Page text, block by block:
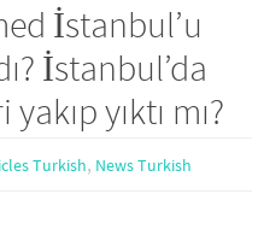
İstanbul’u
İstanbul’da
yıktı mı?
Turkish, News Turkish